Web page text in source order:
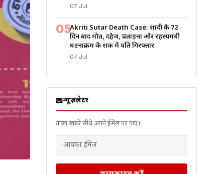
07 Jul
05Akriti Sutar Death Case: शादी के 72
दिन बाद मौत, दहेज, प्रताड़ना और रहस्यमयी
घटनाक्रम के शक में पति गिरफ्तार
07 Jul
न्यूज़लेटर
ताज़ा खबरें सीधे अपने ईमेल पर पाएं।